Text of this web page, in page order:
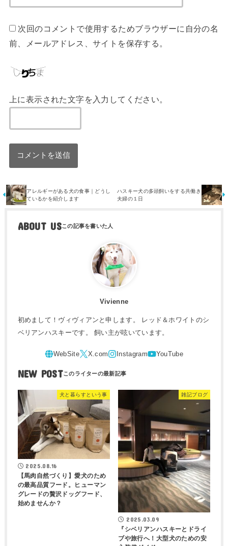
次回のコメントで使用するためブラウザーに自分の名
前、メールアドレス、サイトを保存する。
上に表示された文字を入力してください。
アレルギーがある犬の食事｜どうし
ているかを紹介します
ハスキー犬の多頭飼いをする共働き
夫婦の１日
ABOUT US
Vivienne
初めまして！ヴィヴィアンと申します。 レッド＆ホワイトのシ
ベリアンハスキーです。 飼い主が呟いています。
NEW POST
犬と暮らすという事
2025.08.16
【馬肉自然づくり】愛犬のため
の最高品質フード。ヒューマン
グレードの贅沢ドッグフード、
始めませんか？
雑記ブログ
2025.03.09
『シベリアンハスキーとドライ
ブや旅行へ！大型犬のための安